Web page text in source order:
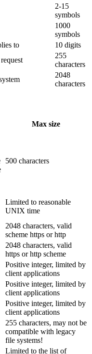
2-15
symbols
1000
symbols
to
10 digits
255
characters
2048
characters
Max size
500 characters
Limited to reasonable
UNIX time
2048 characters, valid
scheme https or http
2048 characters, valid
https or http scheme
Positive integer, limited by
client applications
Positive integer, limited by
client applications
Positive integer, limited by
client applications
255 characters, may not be
compatible with legacy
file systems!
Limited to the list of